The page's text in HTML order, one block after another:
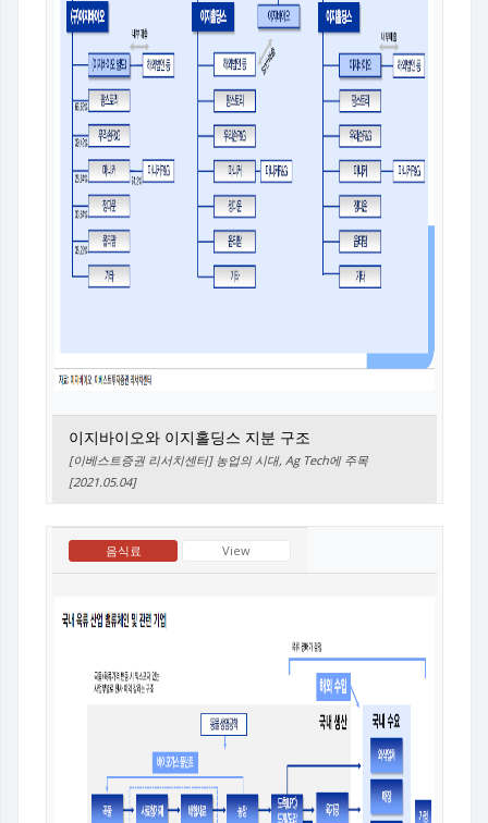
이지바이오와 이지홀딩스 지분 구조
[이베스트증권 리서치센터] 농업의 시대, Ag Tech에 주목
[2021.05.04]
음식료 View